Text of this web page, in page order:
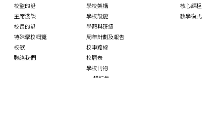
校監的話
主席淺談
校長的話
特殊學校概覽
校歌
聯絡我們
學校架構
學校設施
學額與班級
周年計劃及報告
校車路線
校曆表
學校刊物
耕耘集
核心課程
教學模式